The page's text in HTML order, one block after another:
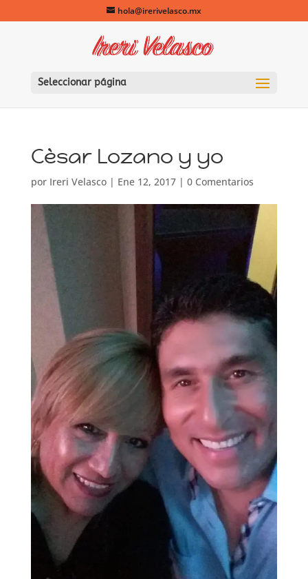
hola@irerivelasco.mx
Seleccionar página
Cèsar Lozano y yo
por Ireri Velasco| Ene 12, 2017| 0 Comentarios